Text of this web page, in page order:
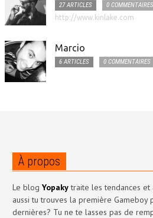
27 ARTICLES
0 COMMENTAIRES
http://www.kinlake.com
Marcio
6 ARTICLES 0 COMMENTAIRES
À propos
Le blog Yopakytraite les tendances et
aussi tu trouves la première Gameboy
dernières? Tu ne te lasses pas de